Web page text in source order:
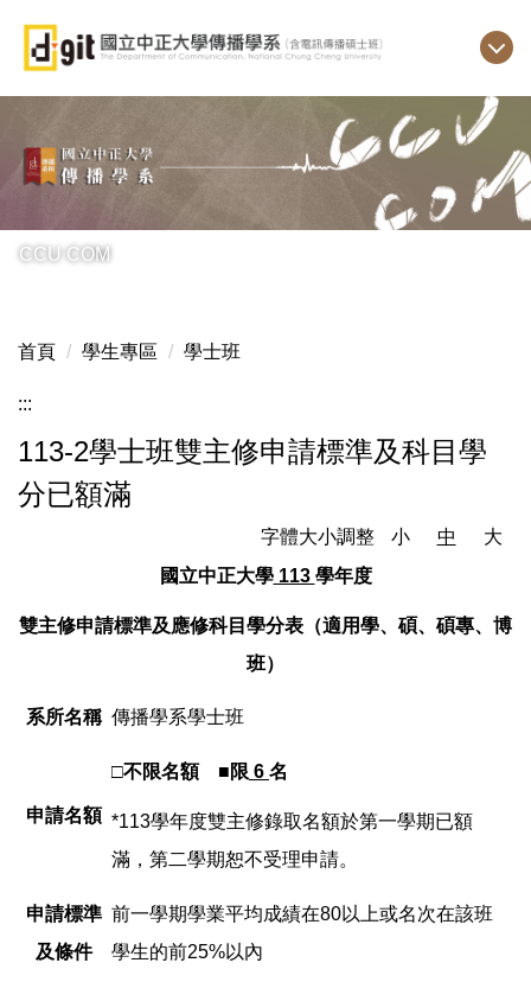
主
區
CCU COM
首頁 學生專區 學士班
:::
113-2學士班雙主修申請標準及科目學
分已額滿
字體大小調整 小 中
大
國立中正大學113 學年度
雙主修申請標準及應修科目學分表（適用學、碩、碩專、博
班）
系所名稱 傳播學系學士班
申請名額
□不限名額 ■限 6 名
*113學年度雙主修錄取名額於第一學期已額
滿，第二學期恕不受理申請。
申請標準
及條件
前一學期學業平均成績在80以上或名次在該班
學生的前25%以內